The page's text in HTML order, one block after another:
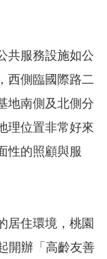
共服務設施如公
西側臨國際路二
地南側及北側分
理位置非常好來
性的照顧與服
居住環境，桃園
開辦「高齡友善